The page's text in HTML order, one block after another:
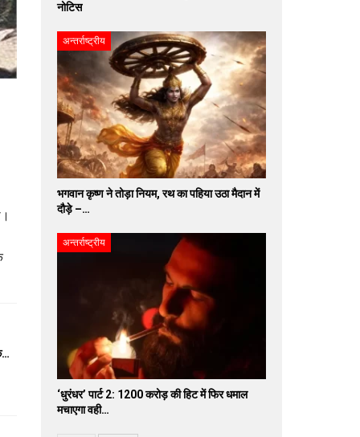
नोटिस
अन्तर्राष्ट्रीय
भगवान कृष्ण ने तोड़ा नियम, रथ का पहिया उठा मैदान में
दौड़े –…
अन्तर्राष्ट्रीय
‘धुरंधर’ पार्ट 2: 1200 करोड़ की हिट में फिर धमाल
मचाएगा वही…